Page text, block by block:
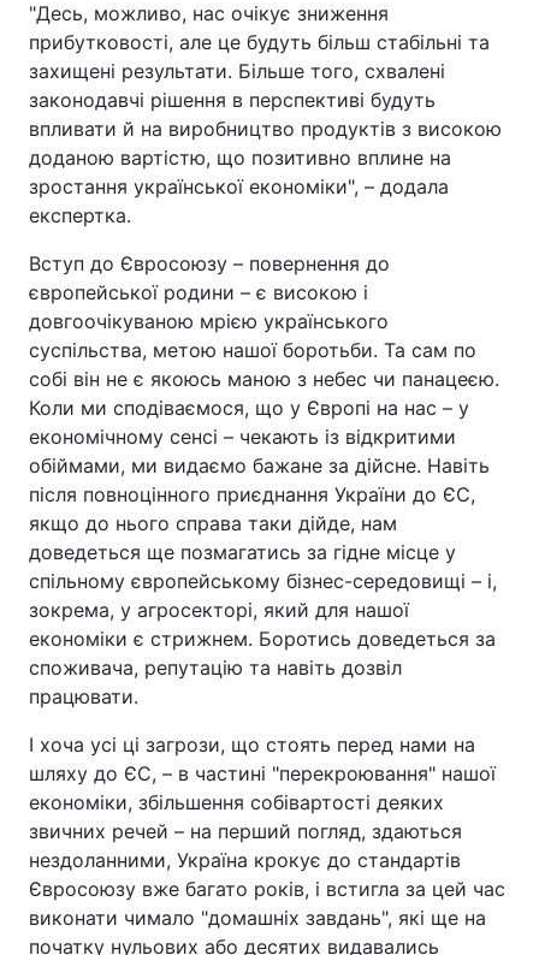
"Десь, можливо, нас очікує зниження
прибутковості, але це будуть більш стабільні та
захищені результати. Більше того, схвалені
законодавчі рішення в перспективі будуть
впливати й на виробництво продуктів з високою
доданою вартістю, що позитивно вплине на
зростання української економіки", – додала
експертка.
Вступ до Євросоюзу – повернення до
європейської родини – є високою і
довгоочікуваною мрією українського
суспільства, метою нашої боротьби. Та сам по
собі він не є якоюсь маною з небес чи панацеєю.
Коли ми сподіваємося, що у Європі на нас – у
економічному сенсі – чекають із відкритими
обіймами, ми видаємо бажане за дійсне. Навіть
після повноцінного приєднання України до ЄС,
якщо до нього справа таки дійде, нам
доведеться ще позмагатись за гідне місце у
спільному європейському бізнес-середовищі – і,
зокрема, у агросекторі, який для нашої
економіки є стрижнем. Боротись доведеться за
споживача, репутацію та навіть дозвіл
працювати.
І хоча усі ці загрози, що стоять перед нами на
шляху до ЄС, – в частині "перекроювання" нашої
економіки, збільшення собівартості деяких
звичних речей – на перший погляд, здаються
нездоланними, Україна крокує до стандартів
Євросоюзу вже багато років, і встигла за цей час
виконати чимало "домашніх завдань", які ще на
початку нульових або десятих видавались